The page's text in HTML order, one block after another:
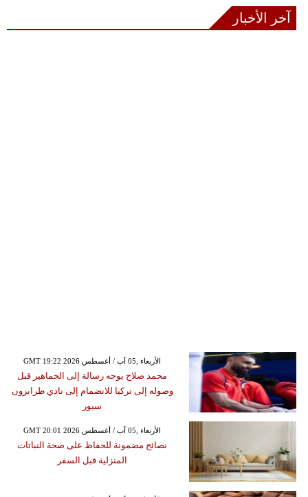
آخر الأخبار
GMT 19:22 2026 الأربعاء ,05 آب / أغسطس
محمد صلاح يوجه رسالة إلى الجماهير قبل
وصوله إلى تركيا للانضمام إلى نادي طرابزون
سبور
GMT 20:01 2026 الأربعاء ,05 آب / أغسطس
نصائح مضمونة للحفاظ على صحة النباتات
المنزلية قبل السفر